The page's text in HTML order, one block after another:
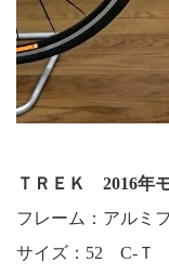
ＴＲＥＫ 2016
フレーム：アルミ
サイズ：52 C-Ｔ